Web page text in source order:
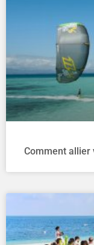
Comment allier